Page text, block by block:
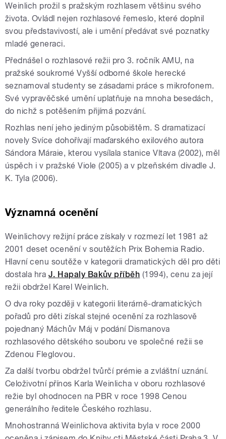
Weinlich prožil s pražským rozhlasem většinu svého
života. Ovládl nejen rozhlasové řemeslo, které doplnil
svou představivostí, ale i umění předávat své poznatky
mladé generaci.
Přednášel o rozhlasové režii pro 3. ročník AMU, na
pražské soukromé Vyšší odborné škole herecké
seznamoval studenty se zásadami práce s mikrofonem.
Své vypravěčské umění uplatňuje na mnoha besedách,
do nichž s potěšením přijímá pozvání.
Rozhlas není jeho jediným působištěm. S dramatizací
novely Svíce dohořívají maďarského exilového autora
Sándora Máraie, kterou vysílala stanice Vltava (2002), měl
úspěch i v pražské Viole (2005) a v plzeňském divadle J.
K. Tyla (2006).
Významná ocenění
Weinlichovy režijní práce získaly v rozmezí let 1981 až
2001 deset ocenění v soutěžích Prix Bohemia Radio.
Hlavní cenu soutěže v kategorii dramatických děl pro děti
dostala hra J. Hapaly Bakův příběh (1994), cenu za její
režii obdržel Karel Weinlich.
O dva roky později v kategorii literárně-dramatických
pořadů pro děti získal stejné ocenění za rozhlasově
pojednaný Máchův Máj v podání Dismanova
rozhlasového dětského souboru ve společné režii se
Zdenou Fleglovou.
Za další tvorbu obdržel tvůrčí prémie a zvláštní uznání.
Celoživotní přínos Karla Weinlicha v oboru rozhlasové
režie byl ohodnocen na PBR v roce 1998 Cenou
generálního ředitele Českého rozhlasu.
Mnohostranná Weinlichova aktivita byla v roce 2000